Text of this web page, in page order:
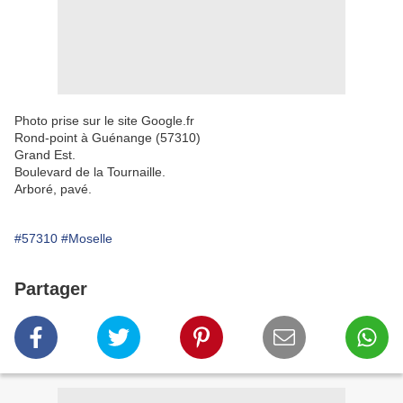
Photo prise sur le site Google.fr
Rond-point à Guénange (57310)
Grand Est.
Boulevard de la Tournaille.
Arboré, pavé.
#57310 #Moselle
Partager